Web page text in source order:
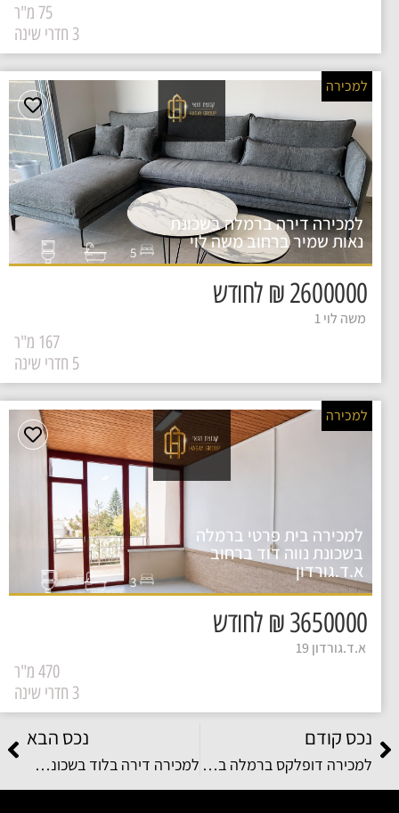
75 מ"ר
למכירה דירה ברמלה בשכונת
נאות שמיר ברחוב משה לוי 5
2600000 ₪ לחודש
משה לוי 1
למכירה
167 מ"ר
למכירה בית פרטי ברמלה
בשכונת נווה דוד ברחוב
א.ד.גורדון 3
3650000 ₪ לחודש
א.ד.גורדון 19
למכירה
470 מ"ר
נכס קודם
למכירה דופלקס ברמלה בשכונת קרית מנחם ( אפקה ) ברחוב דוגית
נכס הבא
למכירה דירה בלוד בשכונת ממשלתית ברחוב איינשטיין